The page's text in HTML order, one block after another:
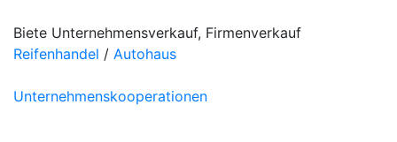
Biete Unternehmensverkauf, Firmenverkauf
Reifenhandel / Autohaus
Unternehmenskooperationen